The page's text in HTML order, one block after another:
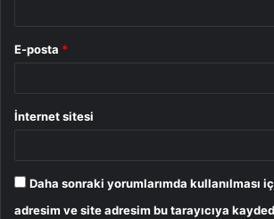
E-posta *
İnternet sitesi
Daha sonraki yorumlarımda kullanılması
adresim ve site adresim bu tarayıcıya